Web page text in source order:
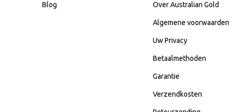
Blog Over Australian Gold
Algemene voorwaarden
Uw Privacy
Betaalmethoden
Garantie
Verzendkosten